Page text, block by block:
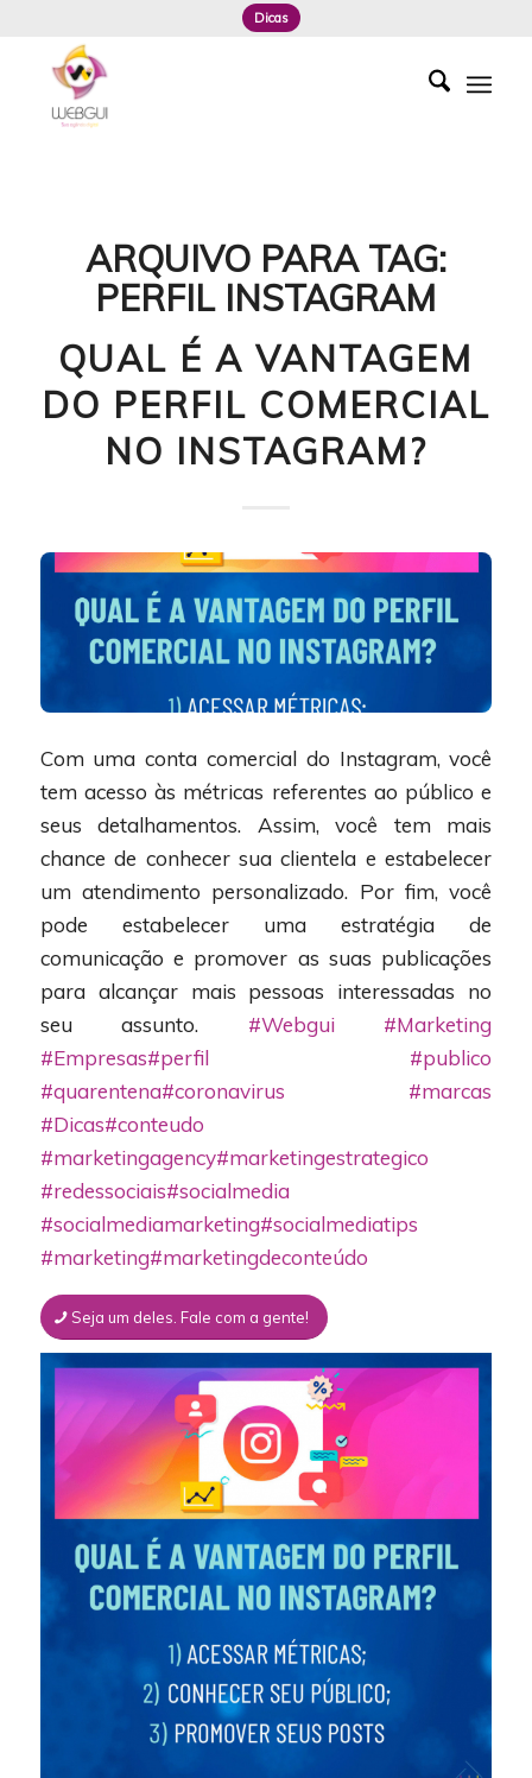
Dicas
ARQUIVO PARA TAG:
PERFIL INSTAGRAM
QUAL É A VANTAGEM
DO PERFIL COMERCIAL
NO INSTAGRAM?
Com uma conta comercial do Instagram, você
tem acesso às métricas referentes ao público e
seus detalhamentos. Assim, você tem mais
chance de conhecer sua clientela e estabelecer
um atendimento personalizado. Por fim, você
pode estabelecer uma estratégia de
comunicação e promover as suas publicações
para alcançar mais pessoas interessadas no
seu assunto. #Webgui
#Marketing
#Empresas#perfil
#publico
#quarentena#coronavirus
#marcas
#Dicas#conteudo
#marketingagency#marketingestrategico
#redessociais#socialmedia
#socialmediamarketing#socialmediatips
#marketing#marketingdeconteúdo
Seja um deles. Fale com a gente!